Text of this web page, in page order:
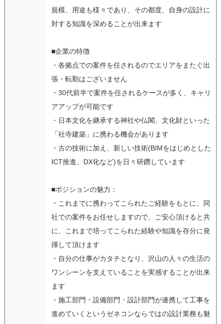
規模、用途も様々であり、その都度、自身の設計に
対する知識を深めることが出来ます
■企業の特徴
・各拠点での案件を任されるのでエリアをまたぐ出
張・転勤はございません
・30代前半で案件を任されるケースが多く、キャリ
アアップが可能です
・日本文化を継承する神社や仏閣、文化財といった
「社寺建築」に携わる機会があります
・古の技術に加え、新しい技術(BIMをはじめとした
ICT推進、DX化など)を日々研鑽しています
■ポジションの魅力：
・これまでに携わってこられたご経験をもとに、同
社での案件をお任せしますので、ご安心頂けると共
に、これまで培ってこられた経験や知識を存分に発
揮して頂けます
・自分の仕事がカタチとなり、沢山の人々の生活の
ワンシーンを支えていることを実感することが出来
ます
・施工部門・設備部門・設計部門が連携して工事を
進めていくというゼネコンならではの設計業務も魅